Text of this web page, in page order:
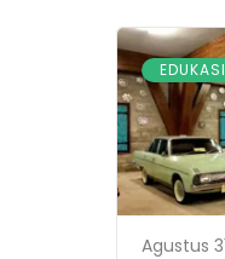
EDUKASI
Agustus